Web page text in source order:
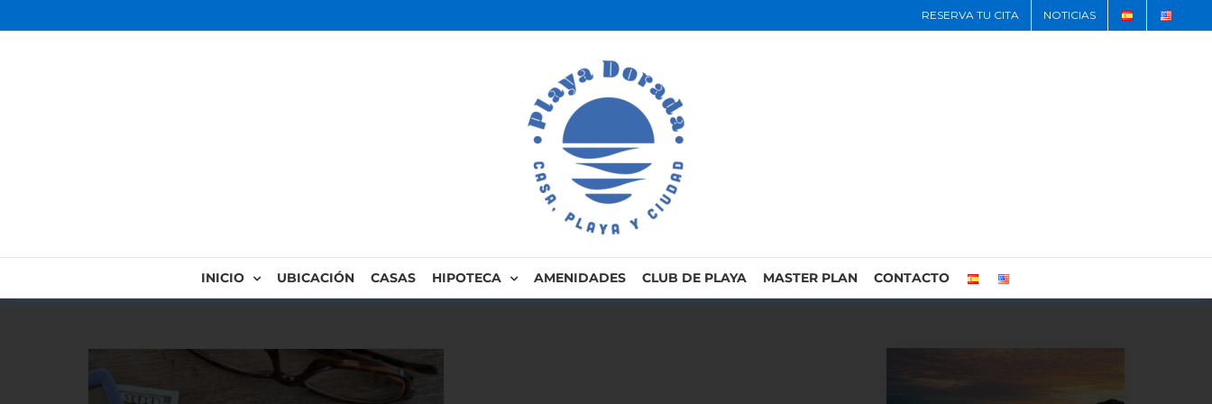
RESERVA TU CITA NOTICIAS
INICIO UBICACIÓN CASAS HIPOTECA AMENIDADES CLUB DE PLAYA MASTER PLAN CONTACTO